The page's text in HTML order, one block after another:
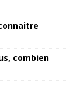
combien